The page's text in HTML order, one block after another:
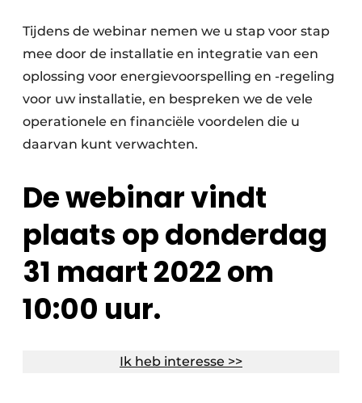
Tijdens de webinar nemen we u stap voor stap
mee door de installatie en integratie van een
oplossing voor energievoorspelling en -regeling
voor uw installatie, en bespreken we de vele
operationele en financiële voordelen die u
daarvan kunt verwachten.
De webinar vindt
plaats op donderdag
31 maart 2022 om
10:00 uur.
Ik heb interesse >>